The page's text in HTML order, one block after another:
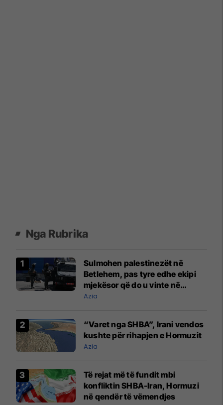
Nga Rubrika
Sulmohen palestinezët në
Betlehem, pas tyre edhe ekipi
mjekësor që do u vinte në
ndihmë
Azia
“Varet nga SHBA”, Irani vendos
kushte për rihapjen e Hormuzit
Azia
Të rejat më të fundit mbi
konfliktin SHBA-Iran, Hormuzi
në qendër të vëmendjes